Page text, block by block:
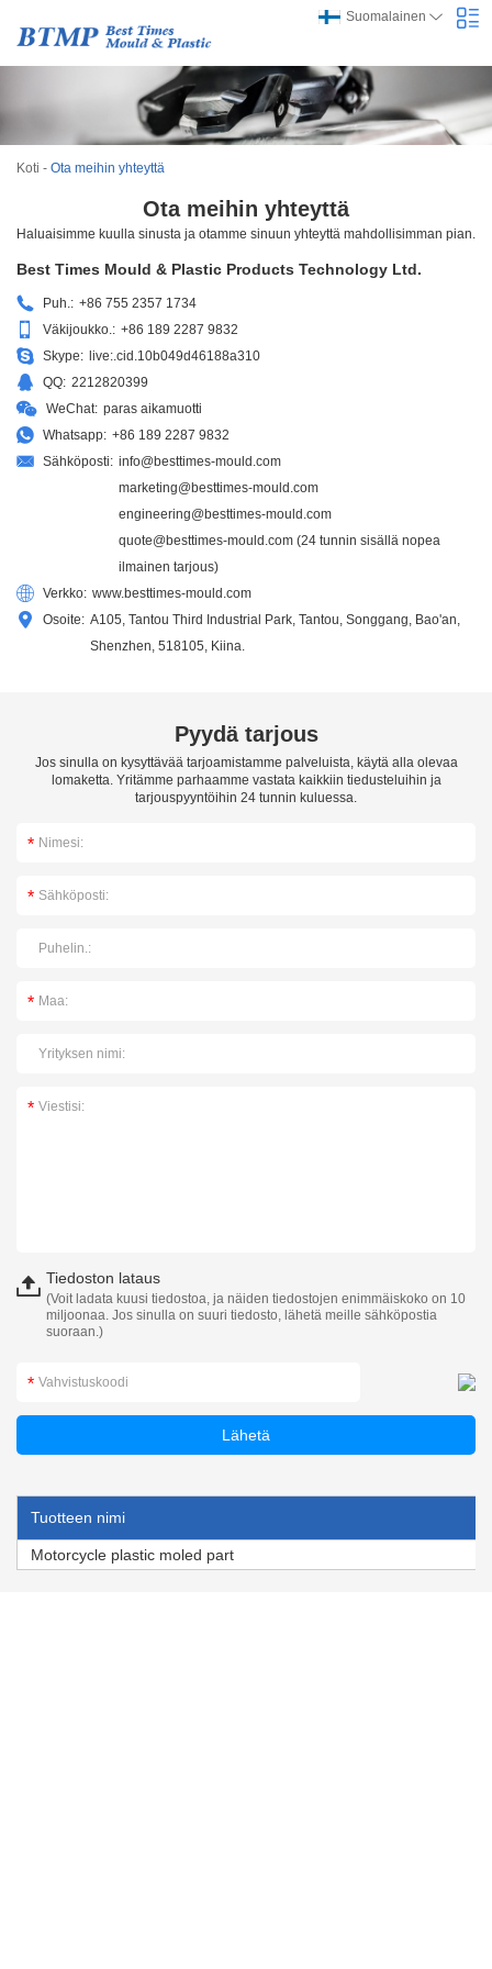
Suomalainen
Koti - Ota meihin yhteyttä
Ota meihin yhteyttä
Haluaisimme kuulla sinusta ja otamme sinuun yhteyttä mahdollisimman pian.
Best Times Mould & Plastic Products Technology Ltd.
Puh.: +86 755 2357 1734
Väkijoukko.: +86 189 2287 9832
Skype: live:.cid.10b049d46188a310
QQ: 2212820399
WeChat: paras aikamuotti
Whatsapp: +86 189 2287 9832
Sähköposti: info@besttimes-mould.com
marketing@besttimes-mould.com
engineering@besttimes-mould.com
quote@besttimes-mould.com (24 tunnin sisällä nopea
ilmainen tarjous)
Verkko: www.besttimes-mould.com
Osoite: A105, Tantou Third Industrial Park, Tantou, Songgang, Bao'an,
Shenzhen, 518105, Kiina.
Pyydä tarjous
Jos sinulla on kysyttävää tarjoamistamme palveluista, käytä alla olevaa
lomaketta. Yritämme parhaamme vastata kaikkiin tiedusteluihin ja
tarjouspyyntöihin 24 tunnin kuluessa.
Tiedoston lataus
(Voit ladata kuusi tiedostoa, ja näiden tiedostojen enimmäiskoko on 10
miljoonaa. Jos sinulla on suuri tiedosto, lähetä meille sähköpostia
suoraan.)
Tuotteen nimi
Motorcycle plastic moled part